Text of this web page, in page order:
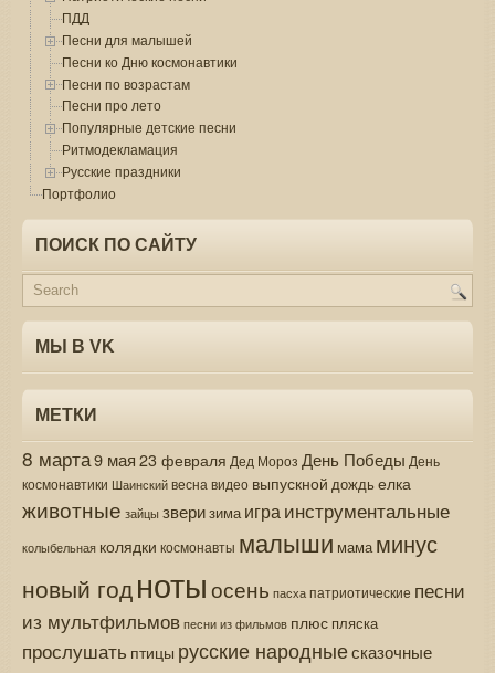
ПДД
Песни для малышей
Песни ко Дню космонавтики
Песни по возрастам
Песни про лето
Популярные детские песни
Ритмодекламация
Русские праздники
Портфолио
ПОИСК ПО САЙТУ
МЫ В VK
МЕТКИ
8 марта9 мая 23 февраля Дед Мороз День Победы День
космонавтики Шаинскийвесна видео выпускной дождь елка
животные зайцы зверизима играинструментальные
колыбельная колядки космонавты малыши мама минус
новый годнотыосень пасха патриотические песни
из мультфильмов песни из фильмов плюс пляска
прослушать птицы русские народныесказочные